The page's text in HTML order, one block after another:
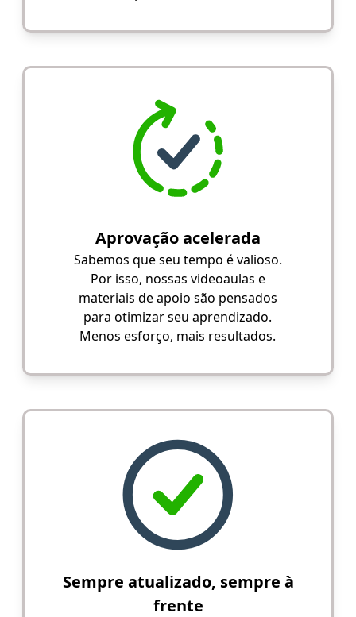
Aprovação acelerada
Sabemos que seu tempo é valioso.
Por isso, nossas videoaulas e
materiais de apoio são pensados
para otimizar seu aprendizado.
Menos esforço, mais resultados.
Sempre atualizado, sempre à
frente